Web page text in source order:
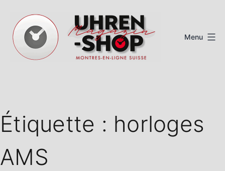
contenu
suisses
Menu
Étiquette : horloges
AMS